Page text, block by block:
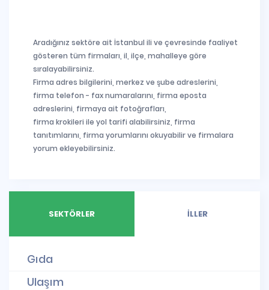
Aradığınız sektöre ait İstanbul ili ve çevresinde faaliyet
gösteren tüm firmaları, il, ilçe, mahalleye göre
sıralayabilirsiniz.
Firma adres bilgilerini, merkez ve şube adreslerini,
firma telefon - fax numaralarını, firma eposta
adreslerini, firmaya ait fotoğrafları,
firma krokileri ile yol tarifi alabilirsiniz, firma
tanıtımlarını, firma yorumlarını okuyabilir ve firmalara
yorum ekleyebilirsiniz.
SEKTÖRLER İLLER
Gıda
Ulaşım